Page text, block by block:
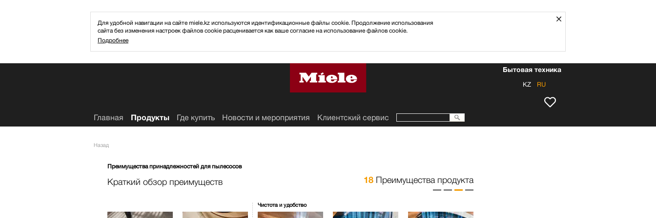
Для удобной навигации на сайте miele.kz используются идентификационные файлы cookie. Продолжение использования
сайта без изменения настроек файлов cookie расценивается как ваше согласие на использование файлов cookie.
Подробнее
Закрыть
Назад
Краткий обзор преимуществ
Преимущества принадлежностей для пылесосов
18 Преимущества продукта
Чистота и удобство
Бытовая техника
KZ RU
Главная Продукты Где купить Новости и мероприятия Клиентский сервис